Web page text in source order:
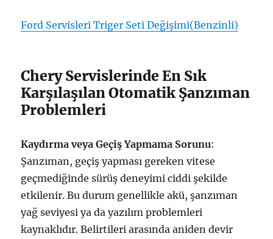
Ford Servisleri Triger Seti Değişimi(Benzinli)
Chery Servislerinde En Sık
Karşılaşılan Otomatik Şanzıman
Problemleri
Kaydırma veya Geçiş Yapmama Sorunu:
Şanzıman, geçiş yapması gereken vitese
geçmediğinde sürüş deneyimi ciddi şekilde
etkilenir. Bu durum genellikle akü, şanzıman
yağ seviyesi ya da yazılım problemleri
kaynaklıdır. Belirtileri arasında aniden devir